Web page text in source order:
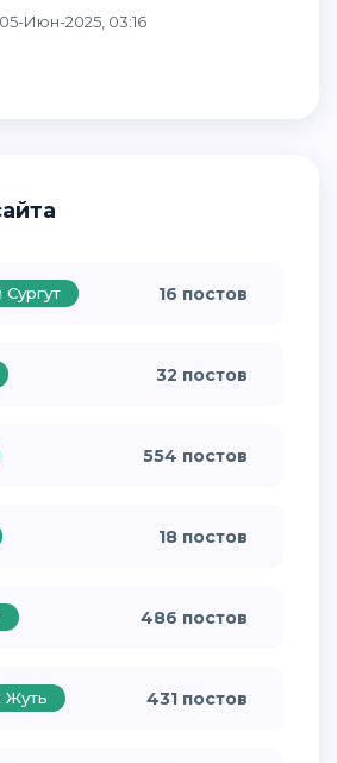
05-Июн-2025, 03:16
16 постов
32 постов
554 постов
18 постов
486 постов
Жуть 431 постов